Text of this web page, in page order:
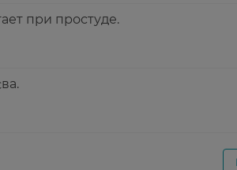
при простуде.